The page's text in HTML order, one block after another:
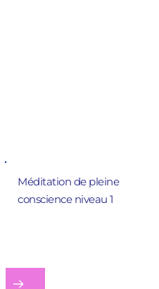
Méditation de pleine
conscience niveau 1